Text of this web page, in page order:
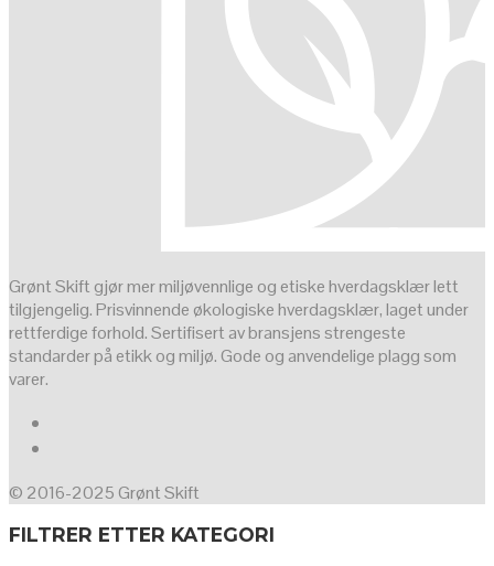
Grønt Skift gjør mer miljøvennlige og etiske hverdagsklær lett
tilgjengelig. Prisvinnende økologiske hverdagsklær, laget under
rettferdige forhold. Sertifisert av bransjens strengeste
standarder på etikk og miljø. Gode og anvendelige plagg som
varer.
© 2016-2025 Grønt Skift
FILTRER ETTER KATEGORI